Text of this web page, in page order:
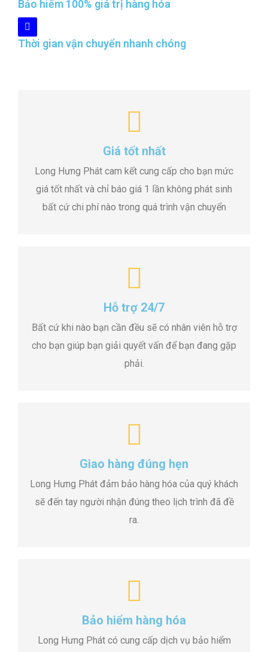
Bảo hiểm 100% giá trị hàng hóa
Thời gian vận chuyển nhanh chóng
Giá tốt nhất
Long Hưng Phát cam kết cung cấp cho bạn mức
giá tốt nhất và chỉ báo giá 1 lần không phát sinh
bất cứ chi phí nào trong quá trình vận chuyển
Hỗ trợ 24/7
Bất cứ khi nào bạn cần đều sẽ có nhân viên hỗ trợ
cho bạn giúp bạn giải quyết vấn để bạn đang gặp
phải.
Giao hàng đúng hẹn
Long Hưng Phát đảm bảo hàng hóa của quý khách
sẽ đến tay người nhận đúng theo lịch trình đã đề
ra.
Bảo hiểm hàng hóa
Long Hưng Phát có cung cấp dịch vụ bảo hiểm